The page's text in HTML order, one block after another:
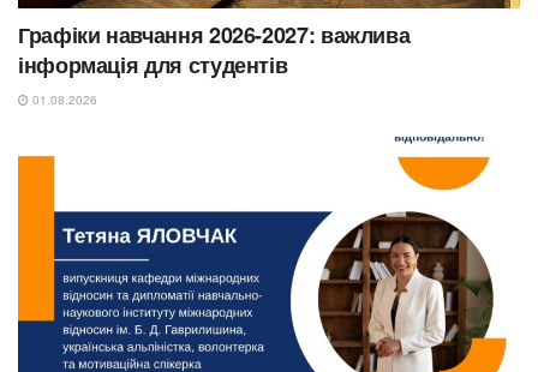
Графіки навчання 2026-2027: важлива
інформація для студентів
01.08.2026